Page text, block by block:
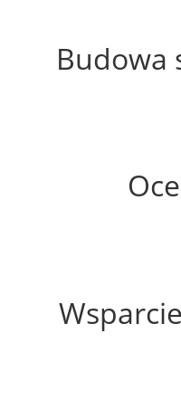
Budowa